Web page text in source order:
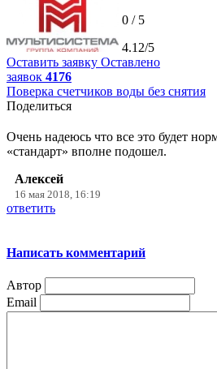
0 / 5
4.12/5
Оставить заявку Оставлено
заявок 4176
Поверка счетчиков воды без снятия
Поделиться
Очень надеюсь что все это будет
«стандарт» вполне подошел.
Алексей
16 мая 2018, 16:19
ответить
Написать комментарий
Автор
Email